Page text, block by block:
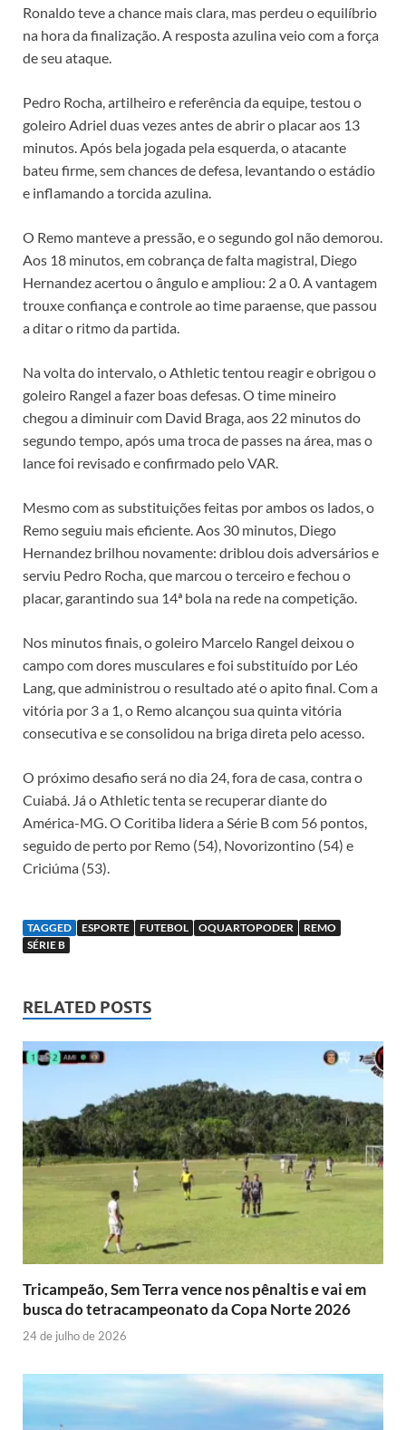
Ronaldo teve a chance mais clara, mas perdeu o equilíbrio
na hora da finalização. A resposta azulina veio com a força
de seu ataque.
Pedro Rocha, artilheiro e referência da equipe, testou o
goleiro Adriel duas vezes antes de abrir o placar aos 13
minutos. Após bela jogada pela esquerda, o atacante
bateu firme, sem chances de defesa, levantando o estádio
e inflamando a torcida azulina.
O Remo manteve a pressão, e o segundo gol não demorou.
Aos 18 minutos, em cobrança de falta magistral, Diego
Hernandez acertou o ângulo e ampliou: 2 a 0. A vantagem
trouxe confiança e controle ao time paraense, que passou
a ditar o ritmo da partida.
Na volta do intervalo, o Athletic tentou reagir e obrigou o
goleiro Rangel a fazer boas defesas. O time mineiro
chegou a diminuir com David Braga, aos 22 minutos do
segundo tempo, após uma troca de passes na área, mas o
lance foi revisado e confirmado pelo VAR.
Mesmo com as substituições feitas por ambos os lados, o
Remo seguiu mais eficiente. Aos 30 minutos, Diego
Hernandez brilhou novamente: driblou dois adversários e
serviu Pedro Rocha, que marcou o terceiro e fechou o
placar, garantindo sua 14ª bola na rede na competição.
Nos minutos finais, o goleiro Marcelo Rangel deixou o
campo com dores musculares e foi substituído por Léo
Lang, que administrou o resultado até o apito final. Com a
vitória por 3 a 1, o Remo alcançou sua quinta vitória
consecutiva e se consolidou na briga direta pelo acesso.
O próximo desafio será no dia 24, fora de casa, contra o
Cuiabá. Já o Athletic tenta se recuperar diante do
América-MG. O Coritiba lidera a Série B com 56 pontos,
seguido de perto por Remo (54), Novorizontino (54) e
Criciúma (53).
TAGGED ESPORTE FUTEBOL OQUARTOPODER
REMO
SÉRIE B
RELATED POSTS
Tricampeão, Sem Terra vence nos pênaltis e vai em
busca do tetracampeonato da Copa Norte 2026
24 de julho de 2026